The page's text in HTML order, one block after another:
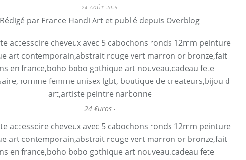
24 AOÛT 2025
Rédigé par France Handi Art et publié depuis Overblog
24 €uros -